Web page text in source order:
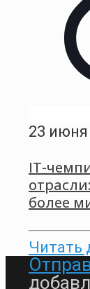
23 июня
IT-
более
Читать